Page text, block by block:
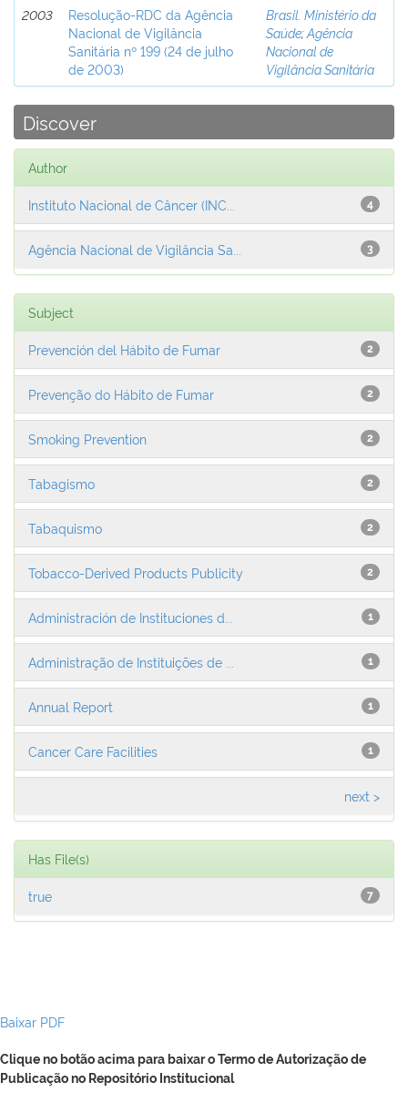
2003
Resolução-RDC da Agência
Nacional de Vigilância
Sanitária nº 199 (24 de julho
de 2003)
Brasil. Ministério da
Saúde;Agência
Nacional de
Vigilância Sanitária
Discover
Author
4
Instituto Nacional de Câncer (INC...
3
Agência Nacional de Vigilância Sa...
Subject
2
Prevención del Hábito de Fumar
2
Prevenção do Hábito de Fumar
2
Smoking Prevention
2
Tabagismo
2
Tabaquismo
2
Tobacco-Derived Products Publicity
1
Administración de Instituciones d...
1
Administração de Instituições de ...
1
Annual Report
1
Cancer Care Facilities
next >
Has File(s)
7
true
Baixar PDF
Clique no botão acima para baixar o Termo de Autorização de
Publicação no Repositório Institucional